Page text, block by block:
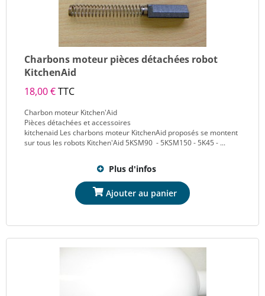
Charbons moteur pièces détachées robot
KitchenAid
18,00 €TTC
Charbon moteur Kitchen'Aid
Pièces détachées et accessoires
kitchenaid Les charbons moteur KitchenAid proposés se montent
sur tous les robots Kitchen'Aid 5KSM90 - 5KSM150 - 5K45 - ...
Plus d'infos